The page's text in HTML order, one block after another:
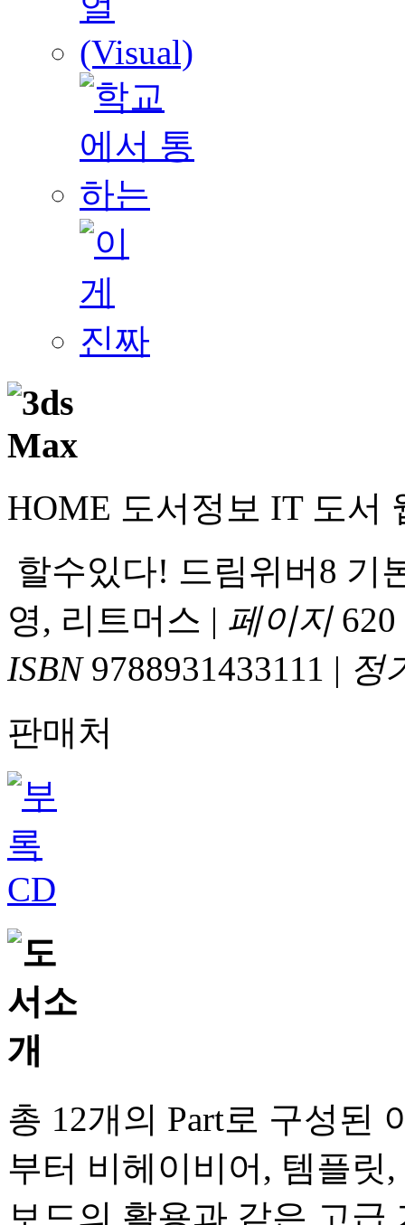
HOME 도서정보 IT 도서
할수있다! 드림위버8 기
영, 리트머스 | 페이지620
ISBN9788931433111 | 정
판매처
총 12개의 Part로 구성된
부터 비헤이비어, 템플릿
보드의 활용과 같은 고